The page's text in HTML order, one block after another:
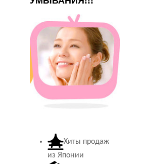
Хиты продаж
из Японии